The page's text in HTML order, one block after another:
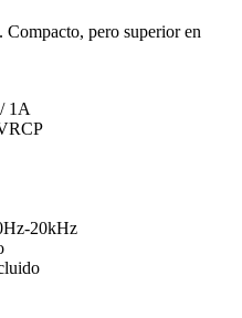
Compacto, pero superior en
1A
20kHz